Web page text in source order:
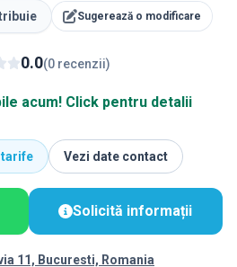
Sugerează o modificare
0.0(0 recenzii)
acum! Click pentru detalii
tarife Vezi date contact
Solicită informații
11, Bucuresti, Romania